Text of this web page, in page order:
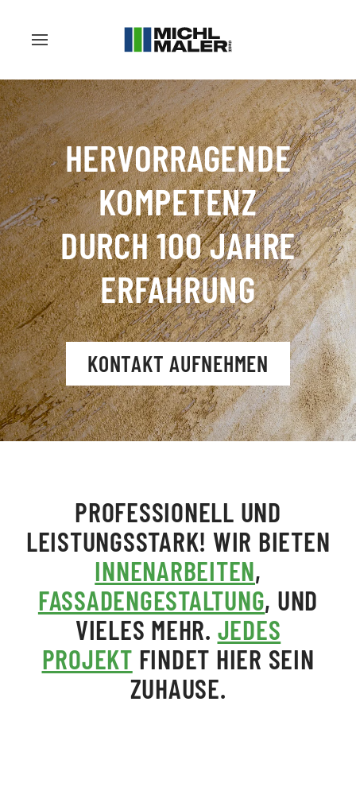
HERVORRAGENDE
KOMPETENZ
DURCH 100 JAHRE
ERFAHRUNG
KONTAKT AUFNEHMEN
PROFESSIONELL UND
LEISTUNGSSTARK! WIR BIETEN
INNENARBEITEN,
FASSADENGESTALTUNG, UND
VIELES MEHR. JEDES
PROJEKT FINDET HIER SEIN
ZUHAUSE.